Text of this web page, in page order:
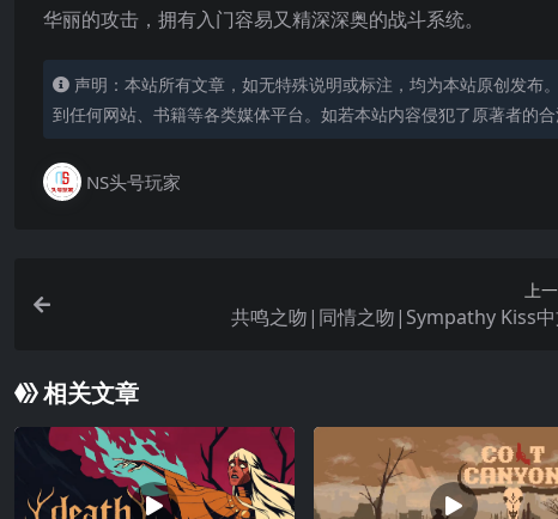
华丽的攻击，拥有入门容易又精深深奥的战斗系统。
声明：本站所有文章，如无特殊说明或标注，均为本站原创发
到任何网站、书籍等各类媒体平台。如若本站内容侵犯了原著者的合
NS头号玩家
上
共鸣之吻|同情之吻|Sympathy Kiss
相关文章